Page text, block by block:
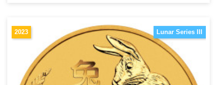
Lunar Series III
2023